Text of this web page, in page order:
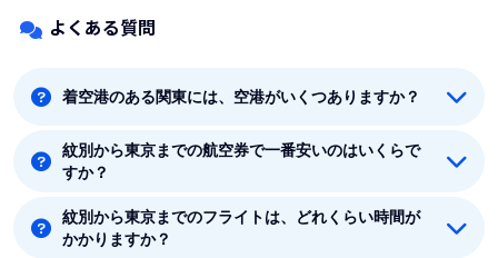
よくある質問
着空港のある関東には、空港がいくつありますか？
着空港のある関東には5つの空港があります。羽田、成
田、東京、八丈島、茨城です。
紋別から東京までの航空券で一番安いのはいくらで
すか？
紋別から東京までの最安値はANA(全日空)の28720円で
す。
紋別から東京までのフライトは、どれくらい時間が
かかりますか？